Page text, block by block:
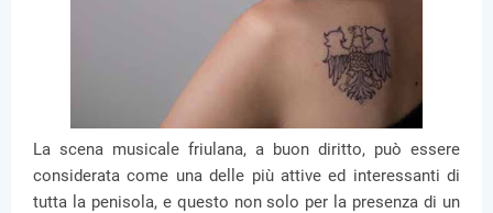
La scena musicale friulana, a buon diritto, può essere
considerata come una delle più attive ed interessanti di
tutta la penisola, e questo non solo per la presenza di un